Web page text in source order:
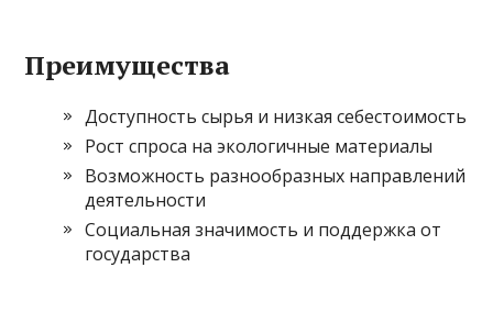
Преимущества
Доступность сырья и низкая себестоимость
Рост спроса на экологичные материалы
Возможность разнообразных направлений
деятельности
Социальная значимость и поддержка от
государства